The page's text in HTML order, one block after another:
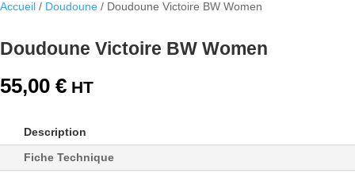
Accueil / Doudoune / Doudoune Victoire BW Women
Doudoune Victoire BW Women
55,00 €
Description
Fiche Technique